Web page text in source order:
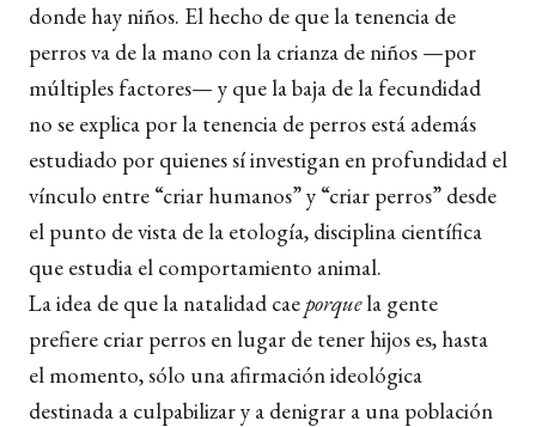
donde hay niños. El hecho de que la tenencia de
perros va de la mano con la crianza de niños —por
múltiples factores— y que la baja de la fecundidad
no se explica por la tenencia de perros está además
estudiado por quienes sí investigan en profundidad el
vínculo entre “criar humanos” y “criar perros” desde
el punto de vista de la etología, disciplina científica
que estudia el comportamiento animal.
La idea de que la natalidad caeporquela gente
prefiere criar perros en lugar de tener hijos es, hasta
el momento, sólo una afirmación ideológica
destinada a culpabilizar y a denigrar a una población